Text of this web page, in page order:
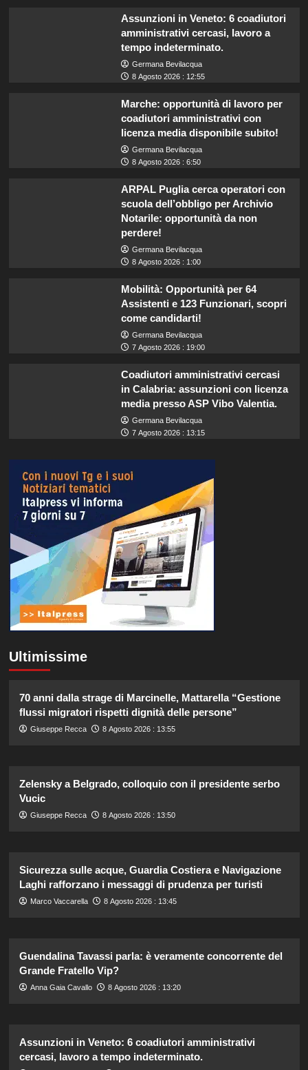
Assunzioni in Veneto: 6 coadiutori
amministrativi cercasi, lavoro a
tempo indeterminato.
Germana Bevilacqua
8 Agosto 2026 : 12:55
Marche: opportunità di lavoro per
coadiutori amministrativi con
licenza media disponibile subito!
Germana Bevilacqua
8 Agosto 2026 : 6:50
ARPAL Puglia cerca operatori con
scuola dell’obbligo per Archivio
Notarile: opportunità da non
perdere!
Germana Bevilacqua
8 Agosto 2026 : 1:00
Mobilità: Opportunità per 64
Assistenti e 123 Funzionari, scopri
come candidarti!
Germana Bevilacqua
7 Agosto 2026 : 19:00
Coadiutori amministrativi cercasi
in Calabria: assunzioni con licenza
media presso ASP Vibo Valentia.
Germana Bevilacqua
7 Agosto 2026 : 13:15
Ultimissime
70 anni dalla strage di Marcinelle, Mattarella “Gestione
flussi migratori rispetti dignità delle persone”
Giuseppe Recca 8 Agosto 2026 : 13:55
Zelensky a Belgrado, colloquio con il presidente serbo
Vucic
Giuseppe Recca 8 Agosto 2026 : 13:50
Sicurezza sulle acque, Guardia Costiera e Navigazione
Laghi rafforzano i messaggi di prudenza per turisti
Marco Vaccarella 8 Agosto 2026 : 13:45
Guendalina Tavassi parla: è veramente concorrente del
Grande Fratello Vip?
Anna Gaia Cavallo 8 Agosto 2026 : 13:20
Assunzioni in Veneto: 6 coadiutori amministrativi
cercasi, lavoro a tempo indeterminato.